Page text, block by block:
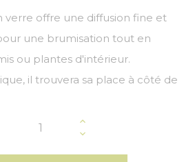
verre offre une diffusion fine et
une brumisation tout en
ou plantes d'intérieur.
il trouvera sa place à côté de